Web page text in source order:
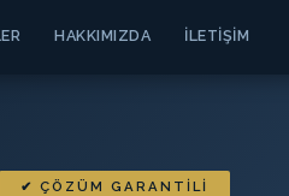
HAKKIMIZDA İLETIŞIM
✔ ÇÖZÜM GARANTILI